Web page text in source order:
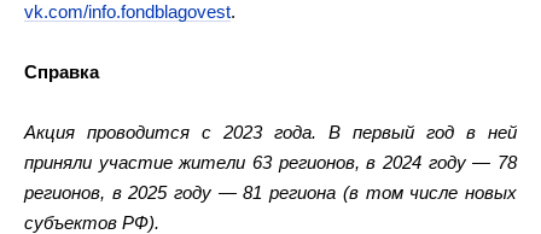
vk.com/info.fondblagovest.
Справка
Акция проводится с 2023 года. В первый год в ней
приняли участие жители 63 регионов, в 2024 году — 78
регионов, в 2025 году — 81 региона (в том числе новых
субъектов РФ).